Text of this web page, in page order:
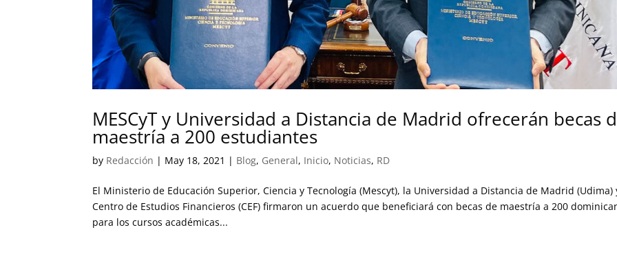
MESCyT y Universidad a Distancia de Madrid ofrecerán becas
maestría a 200 estudiantes
by Redacción | May 18, 2021 | Blog, General, Inicio, Noticias, RD
El Ministerio de Educación Superior, Ciencia y Tecnología (Mescyt), la Universidad a Distancia de Madrid (Udima)
Centro de Estudios Financieros (CEF) firmaron un acuerdo que beneficiará con becas de maestría a 200
para los cursos académicas...